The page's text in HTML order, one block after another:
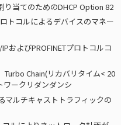
り当てのためのDHCP Option 82
トコルによるデバイスのマネー
およびPROFINETプロトコルコ
Turbo Chain(リカバリタイム< 20
ワークリダンダンシ
マルチキャストトラフィックの